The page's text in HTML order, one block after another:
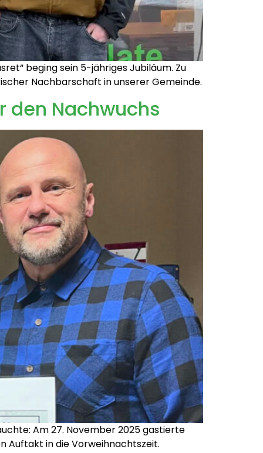
beging sein 5-jähriges Jubiläum. Zu
Nachbarschaft in unserer Gemeinde.
den Nachwuchs
Am 27. November 2025 gastierte
Auftakt in die Vorweihnachtszeit.